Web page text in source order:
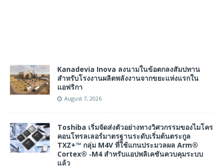
Kanadevia Inova ลงนามในข้อตกลงสัมปทาน
สำหรับโรงงานผลิตพลังงานจากขยะแห่งแรกใน
แอฟริกา
August 7, 2026
Toshiba เริ่มจัดส่งตัวอย่างทางวิศวกรรมของไมโคร
คอนโทรลเลอร์มาตรฐานระดับเริ่มต้นตระกูล
TXZ+™ กลุ่ม M4V ที่ใช้แกนประมวลผล Arm®
Cortex® ‑M4 สำหรับแอปพลิเคชันควบคุมระบบ
แล้ว